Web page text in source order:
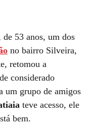
53 anos, um dos
no bairro Silveira,
retomou a
considerado
um grupo de amigos
teve acesso, ele
bem.